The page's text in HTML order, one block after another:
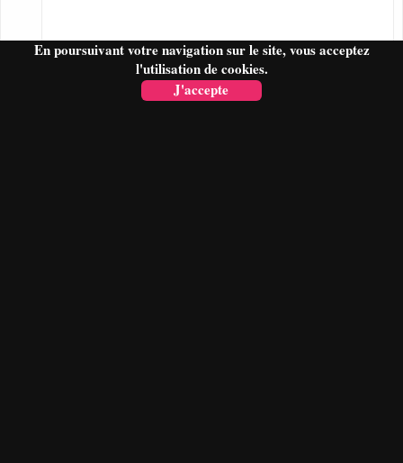
En poursuivant votre navigation sur le site, vous acceptez
l'utilisation de cookies.
J'accepte